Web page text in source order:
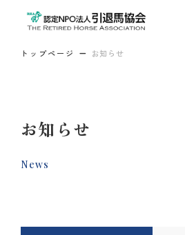
トップページ お知らせ
お知らせ
News